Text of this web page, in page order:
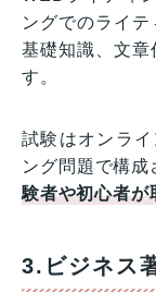
ングでのライ
基礎知識、文
す。
試験はオンラ
ング問題で構
験者や初心者が
3.ビジネス